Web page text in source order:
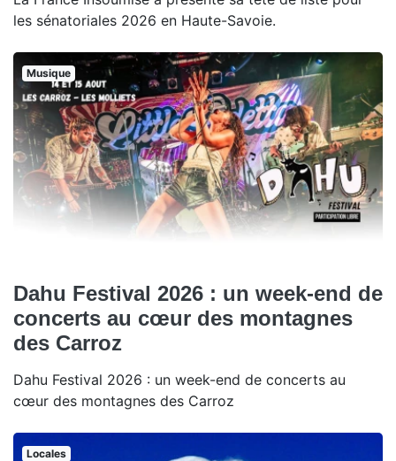
les sénatoriales 2026 en Haute-Savoie.
Musique
Dahu Festival 2026 : un week-end de
concerts au cœur des montagnes
des Carroz
Dahu Festival 2026 : un week-end de concerts au
cœur des montagnes des Carroz
Locales